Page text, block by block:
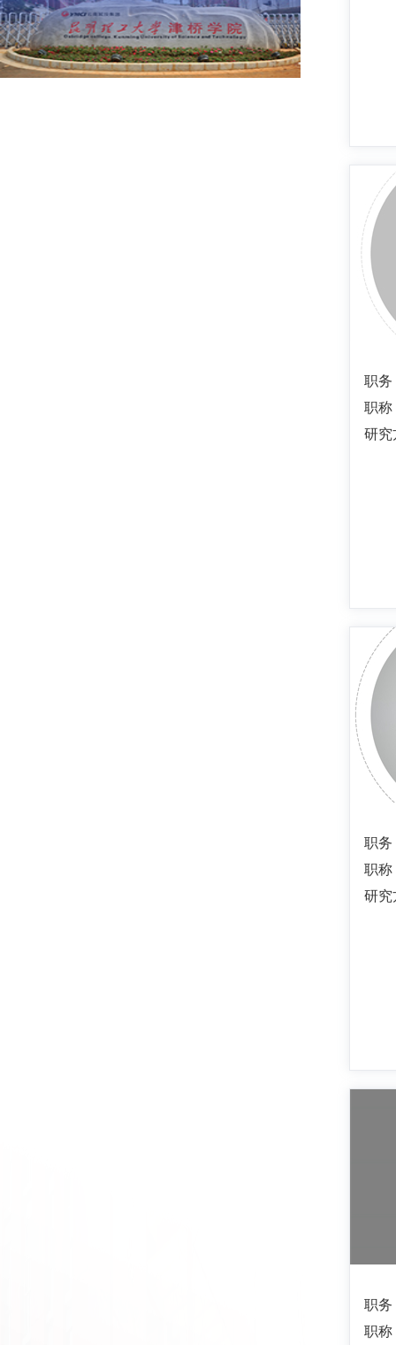
职务
职称
研究
职务
职称
研究
职务
职称